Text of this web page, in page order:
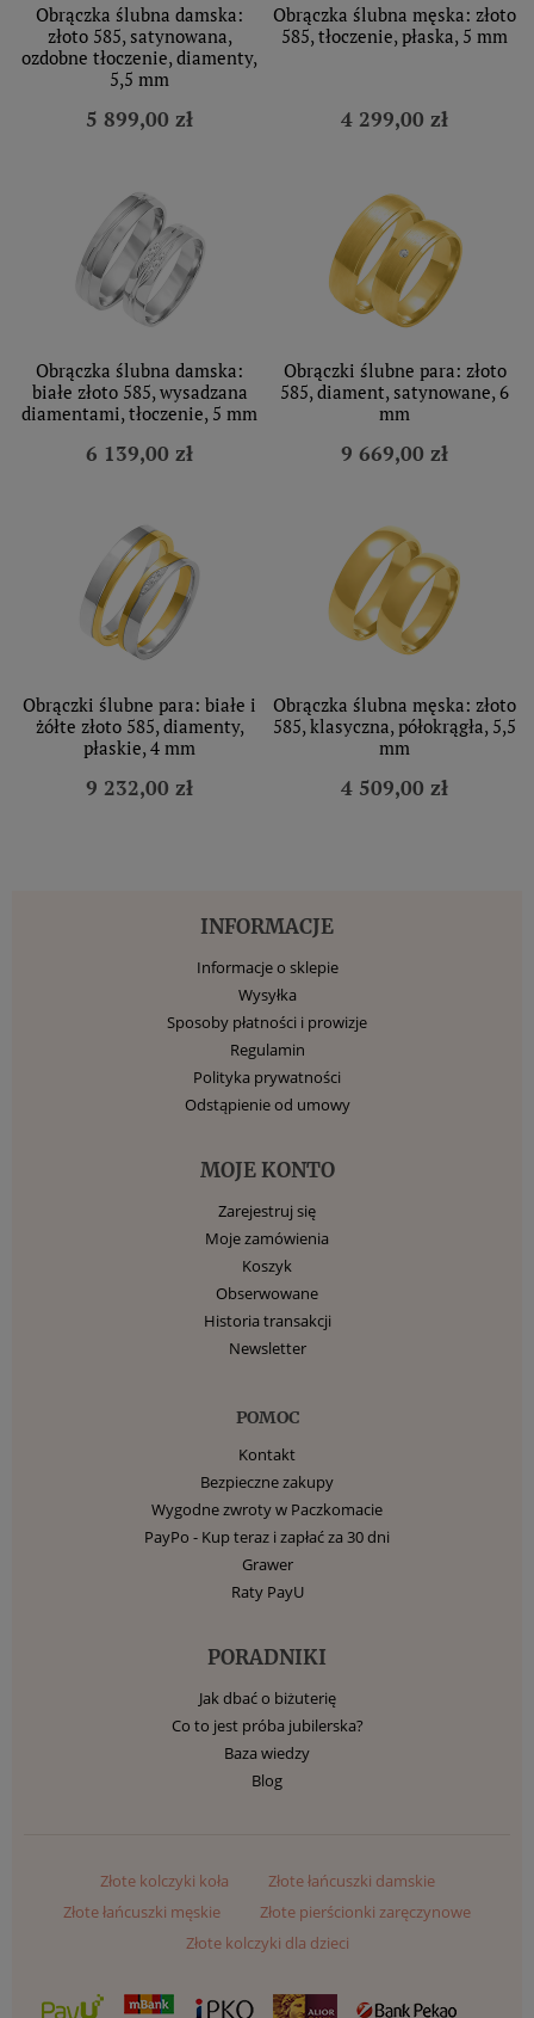
Obrączka ślubna damska:
złoto 585, satynowana,
ozdobne tłoczenie, diamenty,
5,5 mm
5 899,00 zł
Obrączka ślubna męska: złoto
585, tłoczenie, płaska, 5 mm
4 299,00 zł
Obrączka ślubna damska:
białe złoto 585, wysadzana
diamentami, tłoczenie, 5 mm
6 139,00 zł
Obrączki ślubne para: złoto
585, diament, satynowane, 6
mm
9 669,00 zł
Obrączki ślubne para: białe i
żółte złoto 585, diamenty,
płaskie, 4 mm
9 232,00 zł
Obrączka ślubna męska: złoto
585, klasyczna, półokrągła, 5,5
mm
4 509,00 zł
INFORMACJE
Informacje o sklepie
Wysyłka
Sposoby płatności i prowizje
Regulamin
Polityka prywatności
Odstąpienie od umowy
MOJE KONTO
Zarejestruj się
Moje zamówienia
Koszyk
Obserwowane
Historia transakcji
Newsletter
POMOC
Kontakt
Bezpieczne zakupy
Wygodne zwroty w Paczkomacie
PayPo - Kup teraz i zapłać za 30 dni
Grawer
Raty PayU
PORADNIKI
Jak dbać o biżuterię
Co to jest próba jubilerska?
Baza wiedzy
Blog
Złote kolczyki koła
Złote łańcuszki damskie
Złote łańcuszki męskie
Złote pierścionki zaręczynowe
Złote kolczyki dla dzieci